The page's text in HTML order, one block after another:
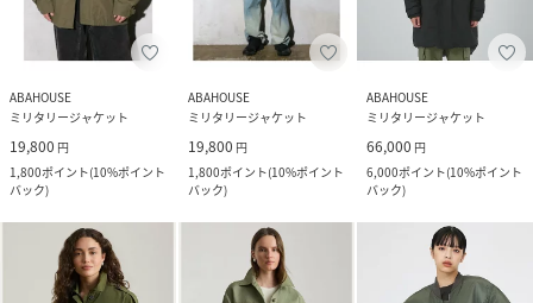
ABAHOUSE
ミリタリージャケット
19,800 円
1,800ポイント(10%ポイント
バック)
ABAHOUSE
ミリタリージャケット
19,800 円
1,800ポイント(10%ポイント
バック)
ABAHOUSE
ミリタリージャケット
66,000 円
6,000ポイント(10%ポイント
バック)